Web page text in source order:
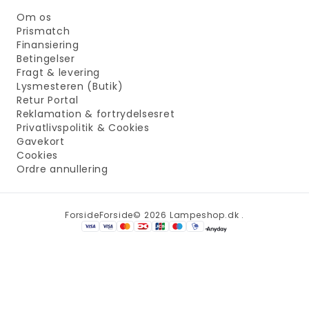
Om os
Prismatch
Finansiering
Betingelser
Fragt & levering
Lysmesteren (Butik)
Retur Portal
Reklamation & fortrydelsesret
Privatlivspolitik & Cookies
Gavekort
Cookies
Ordre annullering
ForsideForside© 2026 Lampeshop.dk .